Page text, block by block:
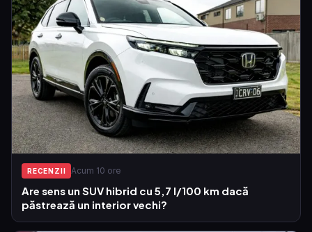
RECENZII Acum 10 ore
Are sens un SUV hibrid cu 5,7 l/100 km dacă
păstrează un interior vechi?